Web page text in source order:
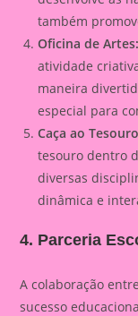
também
Oficina de Artes:
atividade
maneira
especial para
Caça ao
tesouro dentro
diversas
dinâmica e
4. Parceria
A colaboração
sucesso